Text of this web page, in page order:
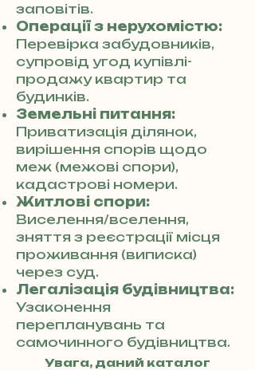
заповітів.
Операції з нерухомістю:
Перевірка забудовників,
супровід угод купівлі-
продажу квартир та
будинків.
Земельні питання:
Приватизація ділянок,
вирішення спорів щодо
меж (межові спори),
кадастрові номери.
Житлові спори:
Виселення/вселення,
зняття з реєстрації місця
проживання (виписка)
через суд.
Легалізація будівництва:
Узаконення
перепланувань та
самочинного будівництва.
Увага, даний каталог